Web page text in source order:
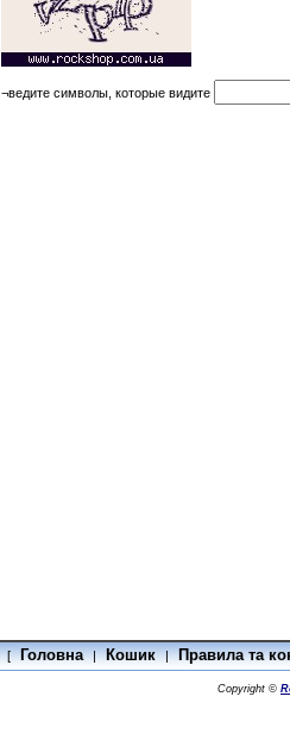
¬ведите символы, которые видите
[ Головна | Кошик | Правила та
Copyright ©